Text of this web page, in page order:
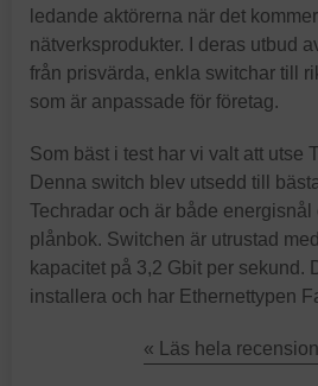
ledande aktörerna när det
nätverksprodukter. I deras utbud
från prisvärda, enkla switchar till
som är anpassade för företag.
Som bäst i test har vi valt att utse
Denna switch blev utsedd till
Techradar och är både
plånbok. Switchen är utrustad
kapacitet på 3,2 Gbit per sekund.
installera och har Ethernettypen
« Läs hela